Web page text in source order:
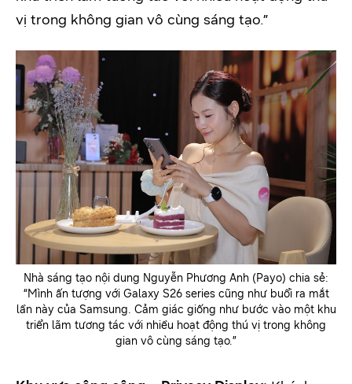
vị trong không gian vô cùng sáng tạo.”
Nhà sáng tạo nội dung Nguyễn Phương Anh (Payo) chia sẻ:
“Mình ấn tượng với Galaxy S26 series cũng như buổi ra mắt
lần này của Samsung. Cảm giác giống như bước vào một khu
triển lãm tương tác với nhiều hoạt động thú vị trong không
gian vô cùng sáng tạo.”